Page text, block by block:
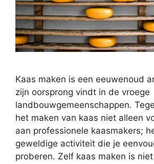
Kaas maken is een eeuwenoud
zijn oorsprong vindt in de vroege
landbouwgemeenschappen.
het maken van kaas niet alleen
aan professionele kaasmakers;
geweldige activiteit die je
proberen. Zelf kaas maken is